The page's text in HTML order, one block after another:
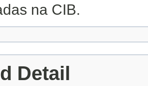
na CIB.
Detail